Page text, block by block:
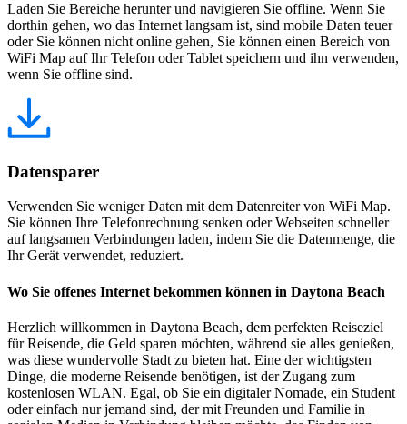
Laden Sie Bereiche herunter und navigieren Sie offline. Wenn Sie
dorthin gehen, wo das Internet langsam ist, sind mobile Daten teuer
oder Sie können nicht online gehen, Sie können einen Bereich von
WiFi Map auf Ihr Telefon oder Tablet speichern und ihn verwenden,
wenn Sie offline sind.
Datensparer
Verwenden Sie weniger Daten mit dem Datenreiter von WiFi Map.
Sie können Ihre Telefonrechnung senken oder Webseiten schneller
auf langsamen Verbindungen laden, indem Sie die Datenmenge, die
Ihr Gerät verwendet, reduziert.
Wo Sie offenes Internet bekommen können in Daytona Beach
Herzlich willkommen in Daytona Beach, dem perfekten Reiseziel
für Reisende, die Geld sparen möchten, während sie alles genießen,
was diese wundervolle Stadt zu bieten hat. Eine der wichtigsten
Dinge, die moderne Reisende benötigen, ist der Zugang zum
kostenlosen WLAN. Egal, ob Sie ein digitaler Nomade, ein Student
oder einfach nur jemand sind, der mit Freunden und Familie in